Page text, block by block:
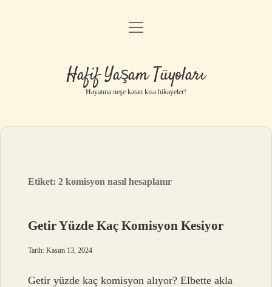
Anasayfa
Yasal Uyarı
menüyü
Hafif Yaşam Tüyoları
Hayatına neşe katan kısa hikayeler!
Etiket:2 komisyon nasıl hesaplanır
Getir Yüzde Kaç Komisyon Kesiyor
Tarih: Kasım 13, 2024
Getir yüzde kaç komisyon alıyor? Elbette akla